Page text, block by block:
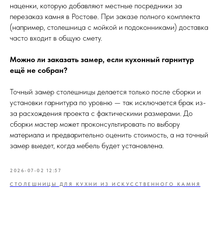
наценки, которую добавляют местные посредники за
перезаказ камня в Ростове. При заказе полного комплекта
(например, столешница с мойкой и подоконниками) доставка
часто входит в общую смету.
Можно ли заказать замер, если кухонный гарнитур
ещё не собран?
Точный замер столешницы делается только после сборки и
установки гарнитура по уровню — так исключается брак из-
за расхождения проекта с фактическими размерами. До
сборки мастер может проконсультировать по выбору
материала и предварительно оценить стоимость, а на точный
замер выедет, когда мебель будет установлена.
2026-07-02 12:57
СТОЛЕШНИЦЫ ДЛЯ КУХНИ ИЗ ИСКУССТВЕННОГО КАМНЯ